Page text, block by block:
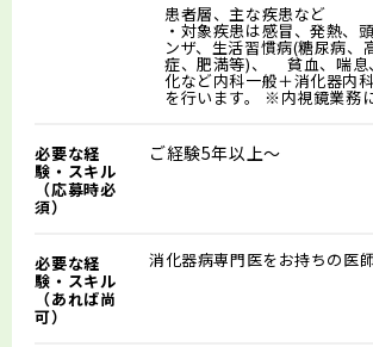
患者層、主な疾患など
・対象疾患は感冒、発熱、
ンザ、生活習慣病(糖尿病、
症、肥満等)、 貧血、喘息
化など内科一般＋消化器内
を行います。 ※内視鏡業務
必要な経
験・スキル
（応募時必
須）
ご経験5年以上～
必要な経
験・スキル
（あれば尚
可）
消化器病専門医をお持ちの医